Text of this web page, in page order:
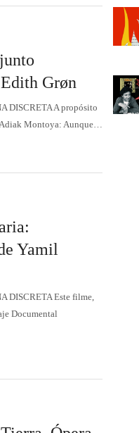
Grøn
DISCRETA A propósito
Adiak Montoya: Aunque…
Yamil
DISCRETA Este filme,
Documental